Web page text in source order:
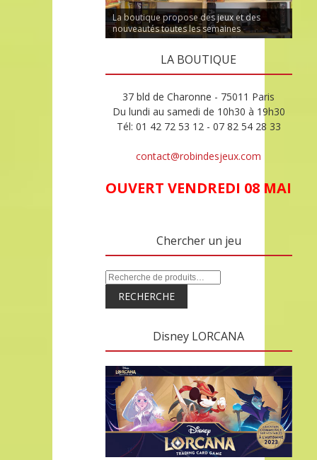
La boutique propose des jeux et des
nouveautés toutes les semaines
LA BOUTIQUE
37 bld de Charonne - 75011 Paris
Du lundi au samedi de 10h30 à 19h30
Tél: 01 42 72 53 12 - 07 82 54 28 33
contact@robindesjeux.com
OUVERT VENDREDI 08 MAI
Chercher un jeu
RECHERCHE
Disney LORCANA